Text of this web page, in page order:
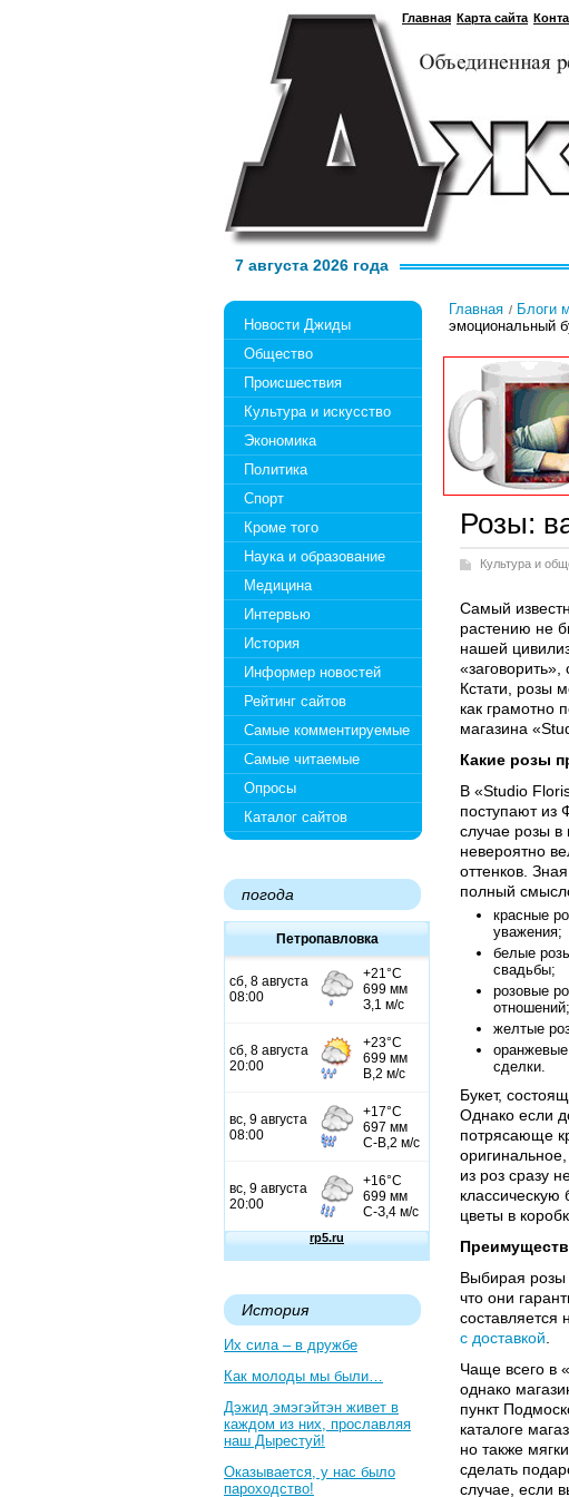
Главная Карта сайта
7 августа 2026 года
Новости Джиды
Общество
Происшествия
Культура и искусство
Экономика
Политика
Спорт
Кроме того
Наука и образование
Медицина
Интервью
История
Информер новостей
Рейтинг сайтов
Самые комментируемые
Самые читаемые
Опросы
Каталог сайтов
погода
Петропавловка
История
Их сила – в дружбе
Как молоды мы были…
Дэжид эмэгэйтэн живет в
каждом из них, прославляя
наш Дырестуй!
Оказывается, у нас было
пароходство!
Главная Блоги
эмоциональный
Розы:
Культура и
Самый
растению не
нашей
Кстати, розы
как грамотно
магазина
Какие розы
В «Studio
поступают из
случае розы в
невероятно
оттенков.
полный
красные
уважения;
белые
свадьбы;
розовые
отношений;
желтые
сделки.
Букет,
Однако если
потрясающе
из роз сразу
классическую
цветы в
Выбирая розы
что они
составляется
с доставкой
Чаще всего в
однако
пункт
каталоге
но также
сделать
случае, если